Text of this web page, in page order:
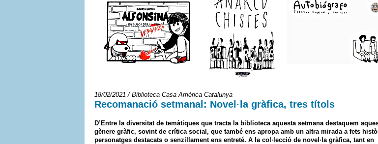
18/02/2021 / Biblioteca Casa Amèrica Catalunya
Recomanació setmanal: Novel·la gràfica, tres títols
D’Entre la diversitat de temàtiques que tracta la biblioteca aquesta setmana destaquem
gènere gràfic, sovint de crítica social, que també ens apropa amb un altra mirada a fets
personatges destacats o senzillament ens entreté. A la col·lecció de novel·la gràfica, tant en